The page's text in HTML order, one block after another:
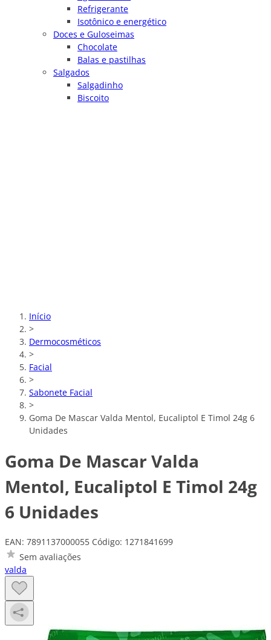
Refrigerante
Isotônico e energético
Doces e Guloseimas
Chocolate
Balas e pastilhas
Salgados
Salgadinho
Biscoito
Início
>
Dermocosméticos
>
Facial
>
Sabonete Facial
>
Goma De Mascar Valda Mentol, Eucaliptol E Timol 24g 6
Unidades
Goma De Mascar Valda
Mentol, Eucaliptol E Timol 24g
6 Unidades
EAN: 7891137000055 Código: 1271841699
Sem avaliações
valda